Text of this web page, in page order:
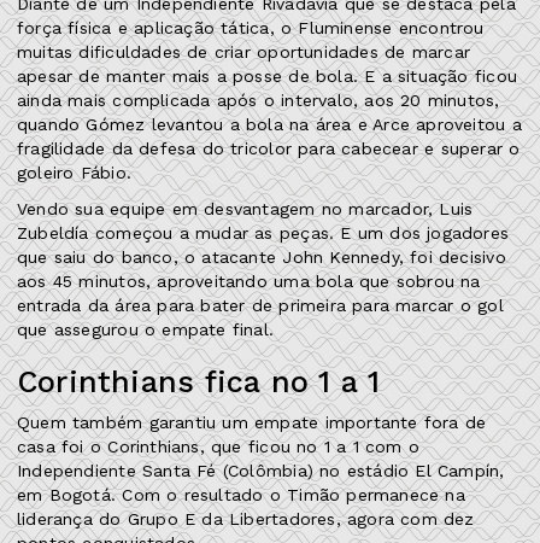
força física e aplicação tática, o Fluminense encontrou
muitas dificuldades de criar oportunidades de marcar
apesar de manter mais a posse de bola. E a situação ficou
ainda mais complicada após o intervalo, aos 20 minutos,
quando Gómez levantou a bola na área e Arce aproveitou a
fragilidade da defesa do tricolor para cabecear e superar o
goleiro Fábio.
Vendo sua equipe em desvantagem no marcador, Luis
Zubeldía começou a mudar as peças. E um dos jogadores
que saiu do banco, o atacante John Kennedy, foi decisivo
aos 45 minutos, aproveitando uma bola que sobrou na
entrada da área para bater de primeira para marcar o gol
que assegurou o empate final.
Corinthians fica no 1 a 1
Quem também garantiu um empate importante fora de
casa foi o Corinthians, que ficou no 1 a 1 com o
Independiente Santa Fé (Colômbia) no estádio El Campín,
em Bogotá. Com o resultado o Timão permanece na
liderança do Grupo E da Libertadores, agora com dez